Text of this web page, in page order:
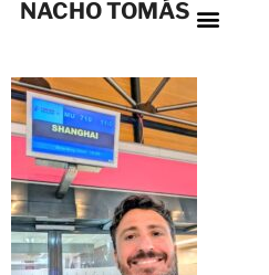
NACHO TOMÁS